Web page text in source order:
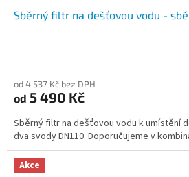
Sběrný filtr na dešťovou vodu -
od 4 537 Kč bez DPH
od 5 490 Kč
Sběrný filtr na dešťovou vodu k umístění
dva svody DN110. Doporučujeme v
Akce